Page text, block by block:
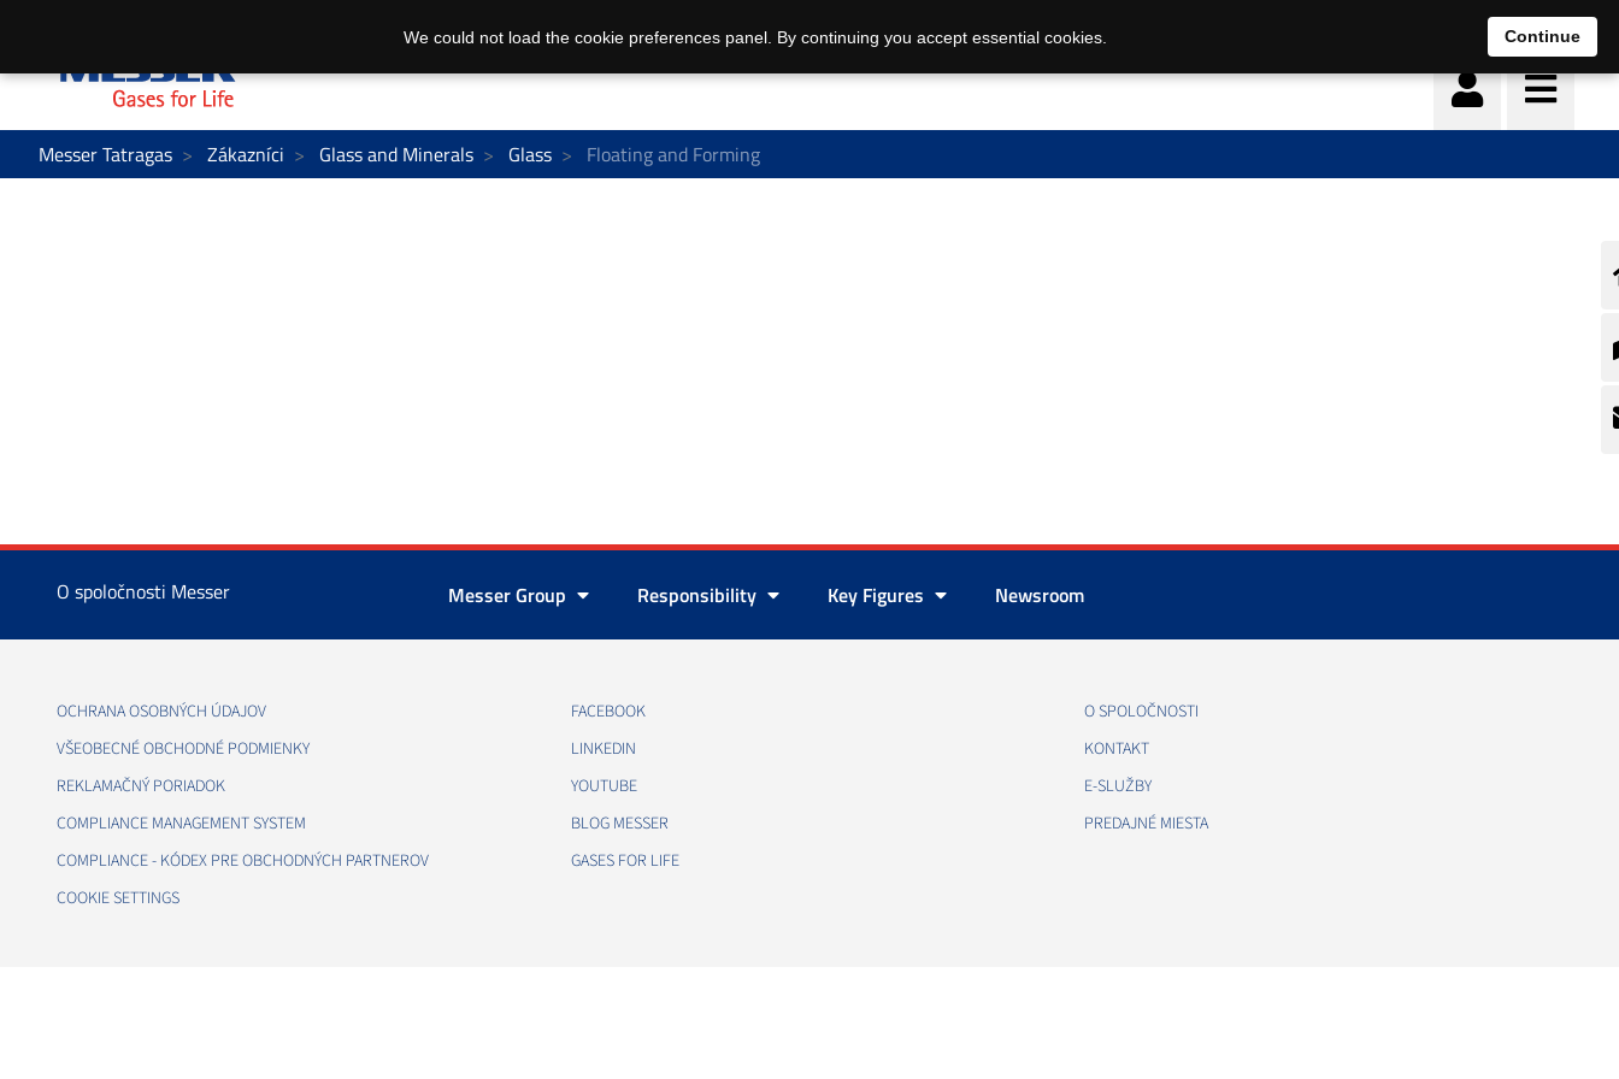
Messer Tatragas Zákazníci Glass and Minerals Glass Floating and Forming
O spoločnosti Messer Messer Group Responsibility Key Figures Newsroom
OCHRANA OSOBNÝCH ÚDAJOV
VŠEOBECNÉ OBCHODNÉ PODMIENKY
REKLAMAČNÝ PORIADOK
COMPLIANCE MANAGEMENT SYSTEM
COMPLIANCE - KÓDEX PRE OBCHODNÝCH PARTNEROV
COOKIE SETTINGS
FACEBOOK
LINKEDIN
YOUTUBE
BLOG MESSER
GASES FOR LIFE
O SPOLOČNOSTI
KONTAKT
E-SLUŽBY
PREDAJNÉ MIESTA
We could not load the cookie preferences panel. By continuing you accept essential cookies. Continue